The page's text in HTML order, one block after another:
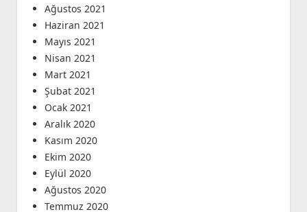
Ağustos 2021
Haziran 2021
Mayıs 2021
Nisan 2021
Mart 2021
Şubat 2021
Ocak 2021
Aralık 2020
Kasım 2020
Ekim 2020
Eylül 2020
Ağustos 2020
Temmuz 2020